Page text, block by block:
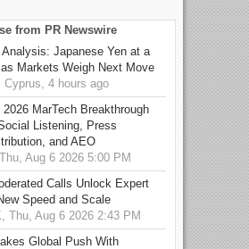
from PR Newswire
Japanese Yen at a
Markets Weigh Next Move
Cyprus, 4 hours ago
MarTech Breakthrough
Listening, Press
and AEO
Aug 6 2026 5:00 PM
Calls Unlock Expert
Speed and Scale
Thu, Aug 6 2026 2:43 PM
Global Push With